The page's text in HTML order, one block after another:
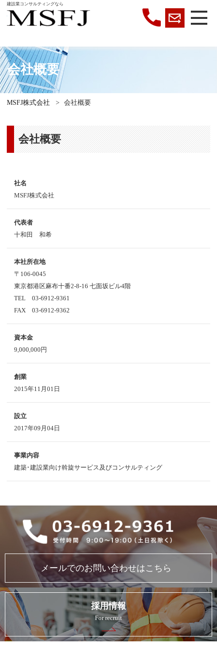
建設業コンサルティングなら
会社概要
MSFJ株式会社 > 会社概要
会社概要
社名
MSFJ株式会社
代表者
十和田 和希
本社所在地
〒106-0045
東京都港区麻布十番2-8-16 七面坂ビル4階
TEL 03-6912-9361
FAX 03-6912-9362
資本金
9,000,000円
創業
2015年11月01日
設立
2017年09月04日
事業内容
建築･建設業向け斡旋サービス及びコンサルティング
メールでのお問い合わせはこちら
採用情報
For recruit